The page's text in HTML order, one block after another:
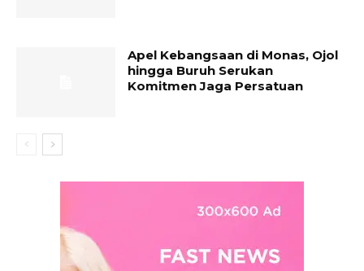
Apel Kebangsaan di Monas, Ojol
hingga Buruh Serukan
Komitmen Jaga Persatuan